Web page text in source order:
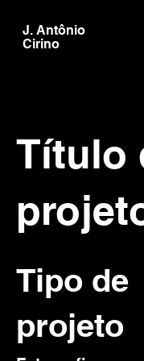
J. Antônio
Cirino
Título
Tipo de
projeto